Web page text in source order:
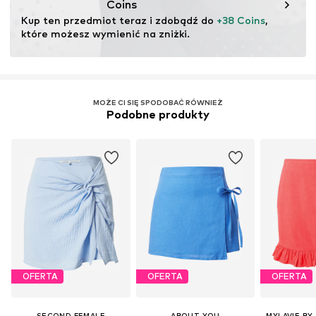
Coins
Kup ten przedmiot teraz i zdobądź do +38 Coins,
które możesz wymienić na zniżki.
MOŻE CI SIĘ SPODOBAĆ RÓWNIEŻ
Podobne produkty
OFERTA OFERTA OFERTA